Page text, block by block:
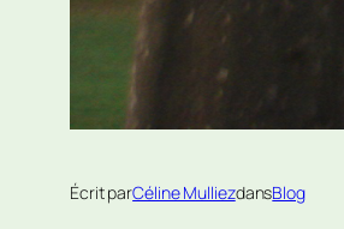
Écrit parCéline MulliezdansBlog